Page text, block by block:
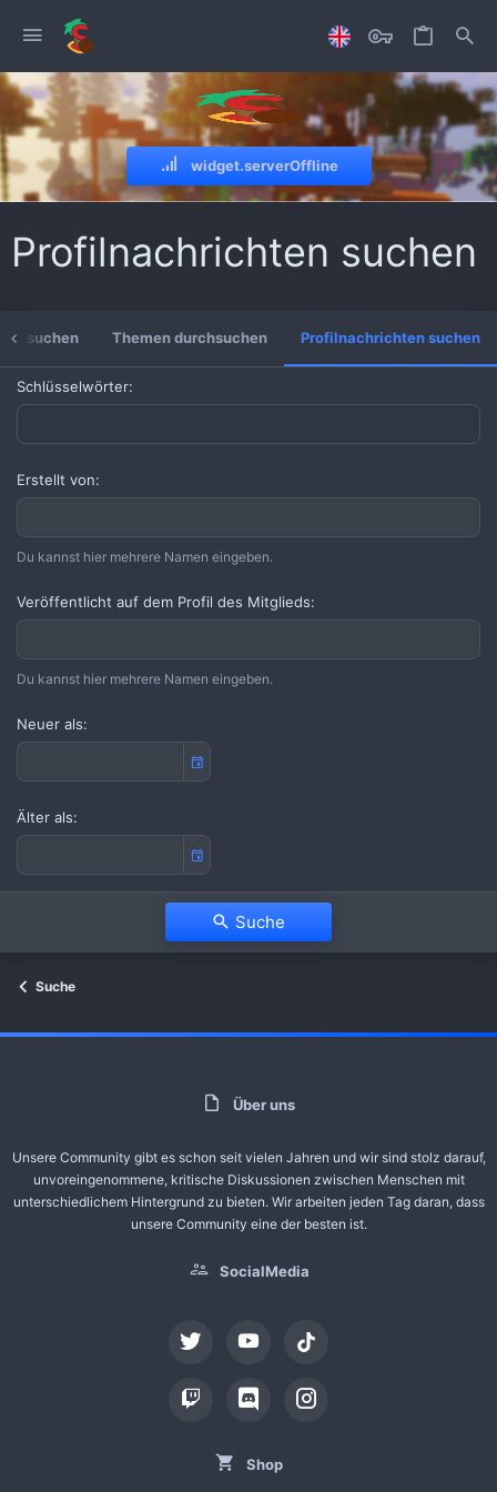
widget.serverOffline
Profilnachrichten suchen
Themen durchsuchen Profilnachrichten suchen
Schlüsselwörter
Erstellt von
Du kannst hier mehrere Namen eingeben.
Veröffentlicht auf dem Profil des Mitglieds
Du kannst hier mehrere Namen eingeben.
Neuer als
Älter als
Suche
Suche
Über uns
Unsere Community gibt es schon seit vielen Jahren und wir sind stolz darauf,
unvoreingenommene, kritische Diskussionen zwischen Menschen mit
unterschiedlichem Hintergrund zu bieten. Wir arbeiten jeden Tag daran, dass
unsere Community eine der besten ist.
SocialMedia
tiktok
Shop